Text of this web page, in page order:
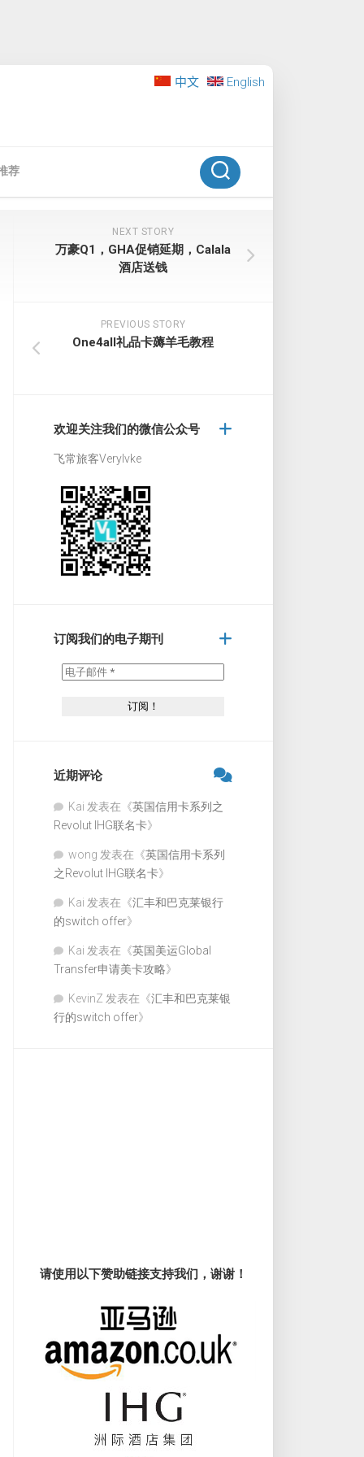
荐
中文 English
NEXT STORY
万豪Q1，GHA促销延期，Calala
酒店送钱
PREVIOUS STORY
One4all礼品卡薅羊毛教程
欢迎关注我们的微信公众号
飞常旅客Verylvke
订阅我们的电子期刊
近期评论
Kai 发表在《英国信用卡系列之
Revolut IHG联名卡》
wong 发表在《英国信用卡系列
之Revolut IHG联名卡》
Kai 发表在《汇丰和巴克莱银行
的switch offer》
Kai 发表在《英国美运Global
Transfer申请美卡攻略》
KevinZ 发表在《汇丰和巴克莱银
行的switch offer》
请使用以下赞助链接支持我们，谢谢！